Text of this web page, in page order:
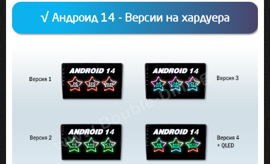
√ Андроид 14 - Версии на хардуера